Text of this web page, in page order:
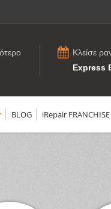
Κλείσε
Express
BLOG iRepair FRANCHISE